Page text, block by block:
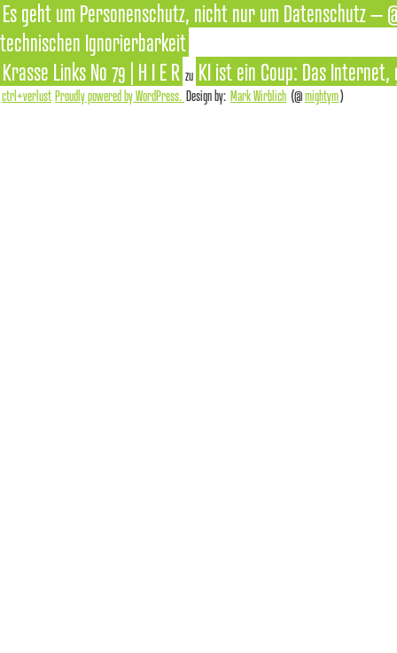
Es geht um Personenschutz, nicht nur um Datenschutz –
technischen Ignorierbarkeit
Krasse Links No 79 | H I E R zu KI ist ein Coup: Das
ctrl+verlustProudly powered by WordPress. Design by: Mark Wirblich (@mightym)